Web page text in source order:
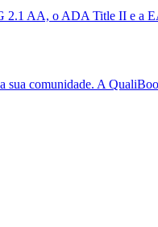
2.1 AA, o ADA Title II e a
comunidade. A